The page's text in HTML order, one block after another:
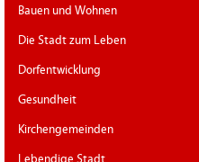
Bauen und Wohnen
Die Stadt zum Leben
Dorfentwicklung
Gesundheit
Kirchengemeinden
Lebendige Stadt